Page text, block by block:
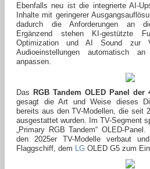
Ebenfalls neu ist die integrierte AI-
Inhalte mit geringerer
dadurch die Anforderungen an
Ergänzend stehen KI-gestützte
Optimization und AI Sound zur
Audioeinstellungen automatisch
anpassen.
Das RGB Tandem OLED Panel der
gesagt die Art und Weise dieses
bereits aus den TV-Modellen, die seit
ausgestattet wurden. Im TV-Segment
„Primary RGB Tandem“ OLED-
den 2025er TV-Modelle verbaut
Flaggschiff, dem LG OLED G5 zum